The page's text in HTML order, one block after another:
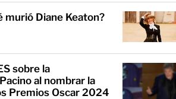
murió Diane Keaton?
sobre la
al nombrar la
Premios Oscar 2024